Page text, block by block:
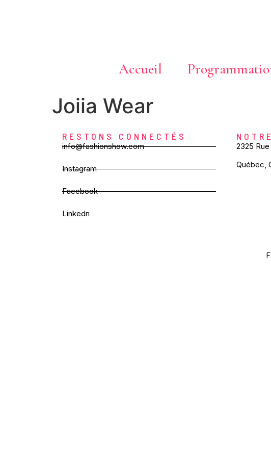
Accueil
Joiia Wear
RESTONS CONNECTÉS
info@fashionshow.com
Instagram
Facebook
Linkedn
2325
Québec,